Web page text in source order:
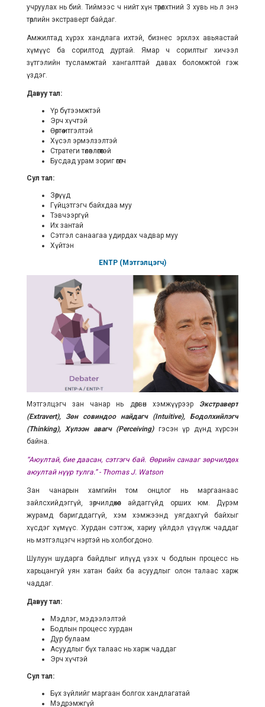
учруулах нь бий. Тиймээс ч нийт хүн төрөлхтний 3 хувь нь л энэ
төрлийн экстраверт байдаг.
Амжилтад хүрэх хандлага ихтэй, бизнес эрхлэх авьяастай
хүмүүс ба сорилтод дуртай. Ямар ч сорилтыг хичээл
зүтгэлийн тусламжтай хангалттай давах боломжтой гэж
үздэг.
Давуу тал:
Үр бүтээмжтэй
Эрч хүчтэй
Өөртөө итгэлтэй
Хүсэл эрмэлзэлтэй
Стратеги төлөвлөгөөтэй
Бусдад урам зориг өгөгч
Сул тал:
Зөрүүд
Гүйцэтгэгч байхдаа муу
Тэвчээргүй
Их зантай
Сэтгэл санаагаа удирдах чадвар муу
Хүйтэн
ENTP (Мэтгэлцэгч)
Мэтгэлцэгч зан чанар нь дөрвөн хэмжүүрээр Экстраверт
(Extravert), Зөн совиндоо найдагч (Intuitive), Бодолхийлэгч
(Thinking), Хүлээн авагч (Perceiving)гэсэн үр дүнд хүрсэн
байна.
“Аюултай, бие даасан, сэтгэгч бай. Өөрийн санааг зөрчилдөх
аюултай нүүр тулга.” - Thomas J. Watson
Зан чанарын хамгийн том онцлог нь маргаанаас
зайлсхийдэггүй, зөрчилдөхөөс айдаггүйд орших юм. Дүрэм
журамд баригддаггүй, хэм хэмжээнд уягдахгүй байхыг
хүсдэг хүмүүс. Хурдан сэтгэж, хариу үйлдэл үзүүлж чаддаг
нь мэтгэлцэгч нэртэй нь холбогдоно.
Шулуун шударга байдлыг илүүд үзэх ч бодлын процесс нь
харьцангуй уян хатан байх ба асуудлыг олон талаас харж
чаддаг.
Давуу тал:
Мэдлэг, мэдээлэлтэй
Бодлын процесс хурдан
Дур булаам
Асуудлыг бүх талаас нь харж чаддаг
Эрч хүчтэй
Сул тал:
Бүх зүйлийг маргаан болгох хандлагатай
Мэдрэмжгүй